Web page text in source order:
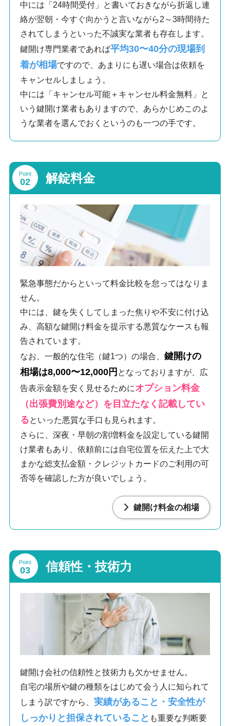
中には「24時間受付」と書いておきながら折返し連
絡が翌朝・今すぐ向かうと言いながら2～3時間待た
されてしまうといった不誠実な業者も存在します。
鍵開け専門業者であれば平均30〜40分の現場到
着が相場ですので、あまりにも遅い場合は依頼を
キャンセルしましょう。
中には「キャンセル可能＋キャンセル料金無料」と
いう鍵開け業者もありますので、あらかじめこのよ
うな業者を選んでおくというのも一つの手です。
Point
02 解錠料金
緊急事態だからといって料金比較を怠ってはなりま
せん。
中には、鍵を失くしてしまった焦りや不安に付け込
み、高額な鍵開け料金を提示する悪質なケースも報
告されています。
なお、一般的な住宅（鍵1つ）の場合、 鍵開けの
相場は8,000〜12,000円 となっておりますが、広
告表示金額を安く見せるためにオプション料金
（出張費別途など）を目立たなく記載してい
るといった悪質な手口も見られます。
さらに、深夜・早朝の割増料金を設定している鍵開
け業者もあり、依頼前には自宅位置を伝えた上で大
まかな総支払金額・クレジットカードのご利用の可
否等を確認した方が良いでしょう。
鍵開け料金の相場
Point
03 信頼性・技術力
鍵開け会社の信頼性と技術力も欠かせません。
自宅の場所や鍵の種類をはじめて会う人に知られて
しまう訳ですから、 実績があること・安全性が
しっかりと担保されていること も重要な判断要